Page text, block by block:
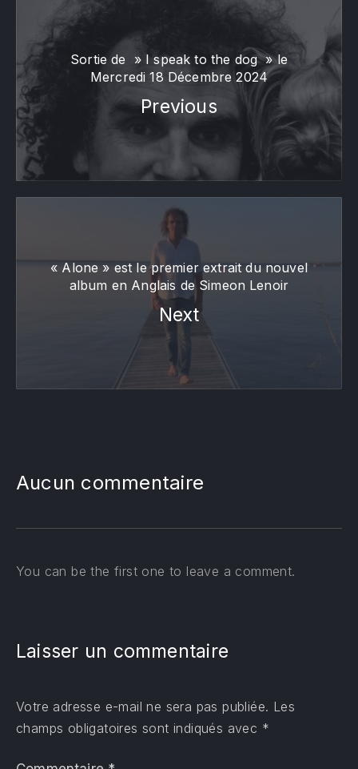
Sortie de » I speak to the dog » le
Mercredi 18 Décembre 2024
Previous
« Alone » est le premier extrait du nouvel
album en Anglais de Simeon Lenoir
Next
Aucun commentaire
You can be the first one to leave a comment.
Laisser un commentaire
Votre adresse e-mail ne sera pas publiée. Les
champs obligatoires sont indiqués avec *